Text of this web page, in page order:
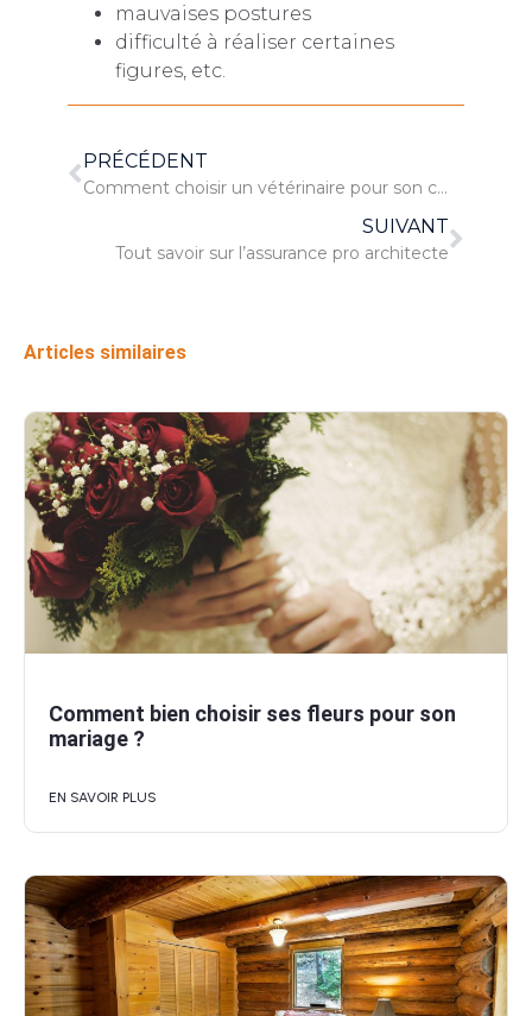
mauvaises postures
difficulté à réaliser certaines
figures, etc.
PRÉCÉDENT
Comment choisir un vétérinaire pour son chien ?
SUIVANT
Tout savoir sur l’assurance pro architecte
Articles similaires
Comment bien choisir ses fleurs pour son
mariage ?
EN SAVOIR PLUS